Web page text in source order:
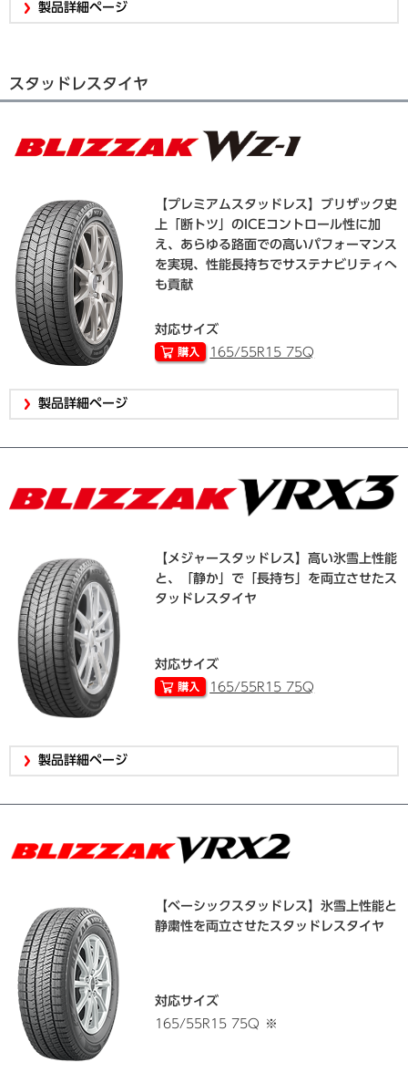
製品詳細ページ
スタッドレスタイヤ
【プレミアムスタッドレス】ブリザック史
上「断トツ」のICEコントロール性に加
え、あらゆる路面での高いパフォーマンス
を実現、性能長持ちでサステナビリティへ
も貢献
対応サイズ
165/55R15 75Q
製品詳細ページ
【メジャースタッドレス】高い氷雪上性能
と、「静か」で「長持ち」を両立させたス
タッドレスタイヤ
対応サイズ
165/55R15 75Q
製品詳細ページ
【ベーシックスタッドレス】氷雪上性能と
静粛性を両立させたスタッドレスタイヤ
対応サイズ
165/55R15 75Q
※